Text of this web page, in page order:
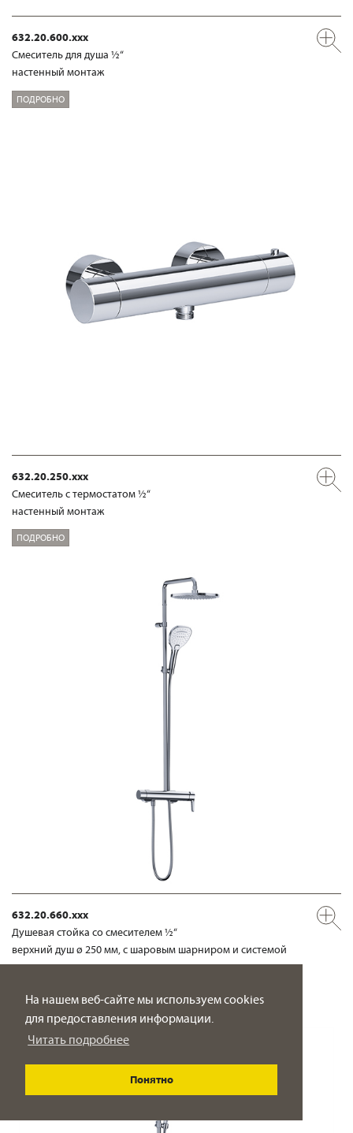
На нашем веб-сайте мы используем cookies
для предоставления информации.
Читать подробнее
Понятно
632.20.600.xxx
Смеситель для душа ½“
настенный монтаж
ПОДРОБНО
632.20.250.xxx
Смеситель с термостатом ½“
настенный монтаж
ПОДРОБНО
632.20.660.xxx
Душевая стойка со смесителем ½“
верхний душ ø 250 мм, с шаровым шарниром и системой
очистки от извести
ПОДРОБНО